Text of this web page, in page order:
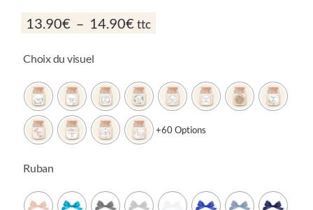
13.90€ – 14.90€ Plage
de
à
14.90€
ttc
Choix du visuel
+60 Options
Ruban